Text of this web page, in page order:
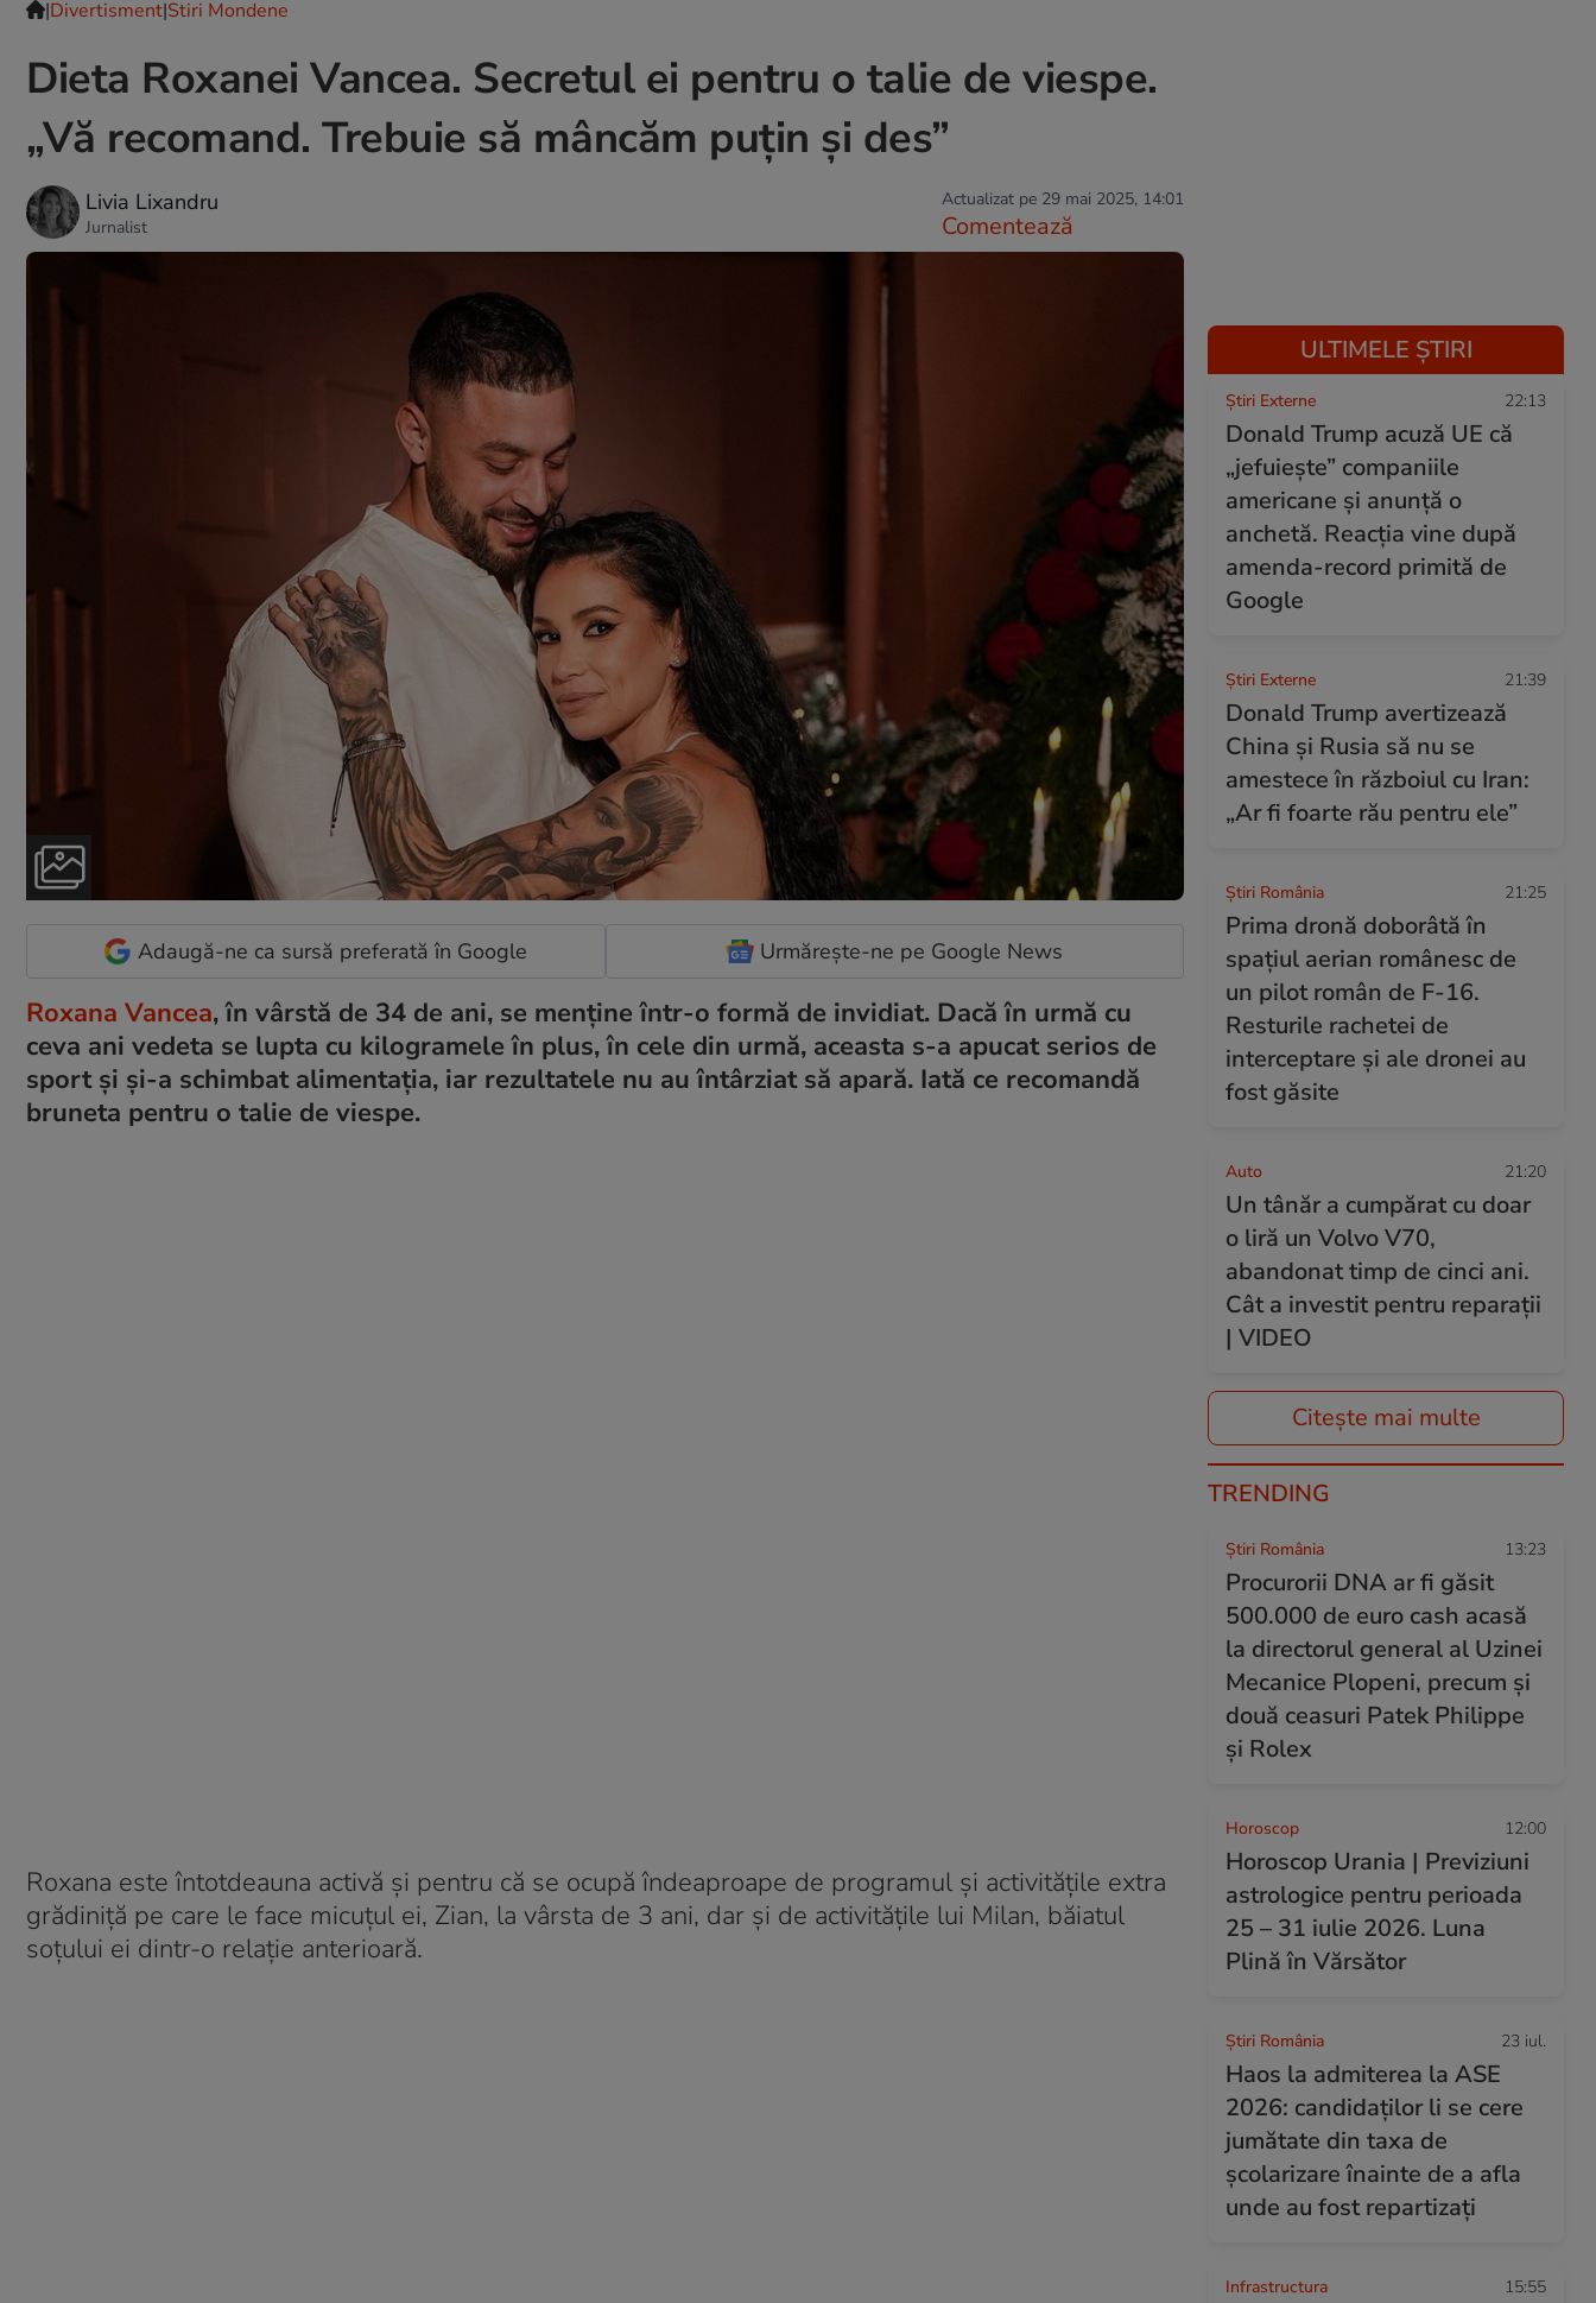
|Divertisment|Stiri Mondene
Dieta Roxanei Vancea. Secretul ei pentru o talie de viespe.
„Vă recomand. Trebuie să mâncăm puțin și des”
Livia Lixandru
Jurnalist
Actualizat pe 29 mai 2025, 14:01
Comentează
Adaugă-ne ca sursă preferată în Google Urmărește-ne pe Google News
Roxana Vancea, în vârstă de 34 de ani, se menține într-o formă de invidiat. Dacă în urmă cu
ceva ani vedeta se lupta cu kilogramele în plus, în cele din urmă, aceasta s-a apucat serios de
sport și și-a schimbat alimentația, iar rezultatele nu au întârziat să apară. Iată ce recomandă
bruneta pentru o talie de viespe.
Roxana este întotdeauna activă și pentru că se ocupă îndeaproape de programul și activitățile extra
grădiniță pe care le face micuțul ei, Zian, la vârsta de 3 ani, dar și de activitățile lui Milan, băiatul
soțului ei dintr-o relație anterioară.
ULTIMELE ȘTIRI
Știri Externe 22:13
Donald Trump acuză UE că
„jefuiește” companiile
americane și anunță o
anchetă. Reacția vine după
amenda-record primită de
Google
Știri Externe 21:39
Donald Trump avertizează
China și Rusia să nu se
amestece în războiul cu Iran:
„Ar fi foarte rău pentru ele”
Știri România 21:25
Prima dronă doborâtă în
spațiul aerian românesc de
un pilot român de F-16.
Resturile rachetei de
interceptare și ale dronei au
fost găsite
Auto 21:20
Un tânăr a cumpărat cu doar
o liră un Volvo V70,
abandonat timp de cinci ani.
Cât a investit pentru reparații
| VIDEO
Citește mai multe
TRENDING
Știri România 13:23
Procurorii DNA ar fi găsit
500.000 de euro cash acasă
la directorul general al Uzinei
Mecanice Plopeni, precum și
două ceasuri Patek Philippe
și Rolex
Horoscop 12:00
Horoscop Urania | Previziuni
astrologice pentru perioada
25 – 31 iulie 2026. Luna
Plină în Vărsător
Știri România 23 iul.
Haos la admiterea la ASE
2026: candidaților li se cere
jumătate din taxa de
școlarizare înainte de a afla
unde au fost repartizați
Infrastructura 15:55